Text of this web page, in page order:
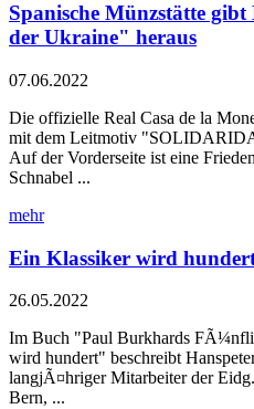
Spanische Münzstätte
der Ukraine" heraus
07.06.2022
Die offizielle Real Casa de la
mit dem Leitmotiv
Auf der Vorderseite ist eine
Schnabel ...
mehr
Ein Klassiker wird
26.05.2022
Im Buch "Paul Burkhards
wird hundert" beschreibt
langjÃ¤hriger Mitarbeiter der
Bern, ...